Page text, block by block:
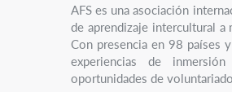
AFS es una asociación
de aprendizaje intercultural
Con presencia en 98 países
experiencias de
oportunidades de